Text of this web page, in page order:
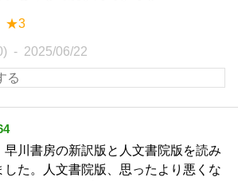
★3
2025/06/22
早川書房の新訳版と人文書院版を読み
した。人文書院版、思ったより悪くな